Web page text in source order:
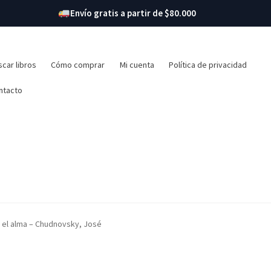
Envío gratis a partir de $80.000
libros Cómo comprar Mi cuenta Política de privacidad
alma – Chudnovsky, José